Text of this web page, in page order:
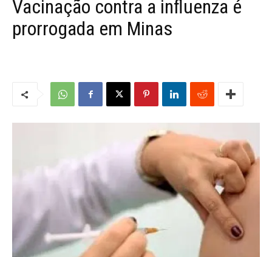
Vacinação contra a influenza é
prorrogada em Minas